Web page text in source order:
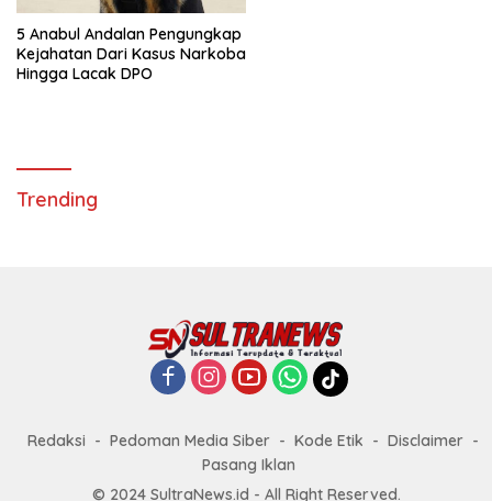
5 Anabul Andalan Pengungkap
Kejahatan Dari Kasus Narkoba
Hingga Lacak DPO
Trending
Redaksi Pedoman Media Siber Kode Etik
Disclaimer
Pasang Iklan
© 2024 SultraNews.id - All Right Reserved.